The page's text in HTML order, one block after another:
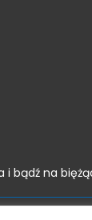
i bądź na